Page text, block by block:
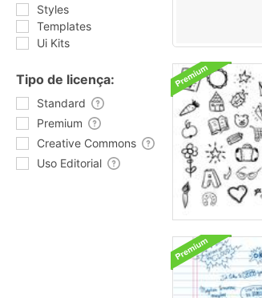
Styles
Templates
Ui Kits
Tipo de licença:
Standard
Premium
Creative Commons
Uso Editorial